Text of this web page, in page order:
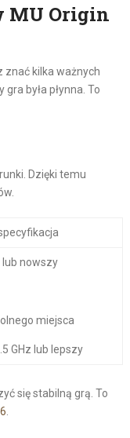
MU Origin
znać kilka ważnych
była płynna. To
Dzięki temu
lub nowszy
miejsca
GHz lub lepszy
się stabilną grą. To
6